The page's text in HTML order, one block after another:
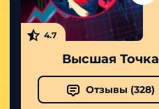
4.7
Высшая Точка
Отзывы (328)